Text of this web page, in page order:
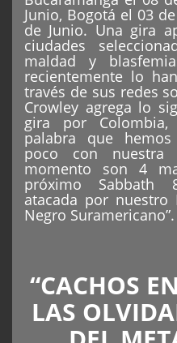
Junio, Bogotá el 03
de Junio. Una gira
ciudades
maldad y
recientemente lo
través de sus redes
Crowley agrega lo
gira por
palabra que
poco con nuestra
momento son 4
próximo Sabbath
atacada por
Negro Suramericano”.
“CACHOS
LAS